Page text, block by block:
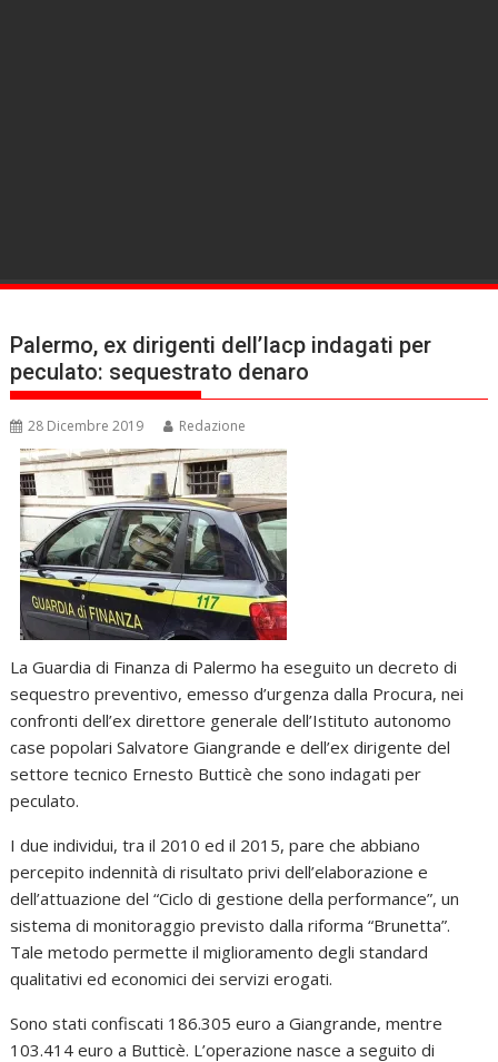
Palermo, ex dirigenti dell’Iacp indagati per
peculato: sequestrato denaro
28 Dicembre 2019 Redazione
La Guardia di Finanza di Palermo ha eseguito un decreto di
sequestro preventivo, emesso d’urgenza dalla Procura, nei
confronti dell’ex direttore generale dell’Istituto autonomo
case popolari Salvatore Giangrande e dell’ex dirigente del
settore tecnico Ernesto Butticè che sono indagati per
peculato.
I due individui, tra il 2010 ed il 2015, pare che abbiano
percepito indennità di risultato privi dell’elaborazione e
dell’attuazione del “Ciclo di gestione della performance”, un
sistema di monitoraggio previsto dalla riforma “Brunetta”.
Tale metodo permette il miglioramento degli standard
qualitativi ed economici dei servizi erogati.
Sono stati confiscati 186.305 euro a Giangrande, mentre
103.414 euro a Butticè. L’operazione nasce a seguito di